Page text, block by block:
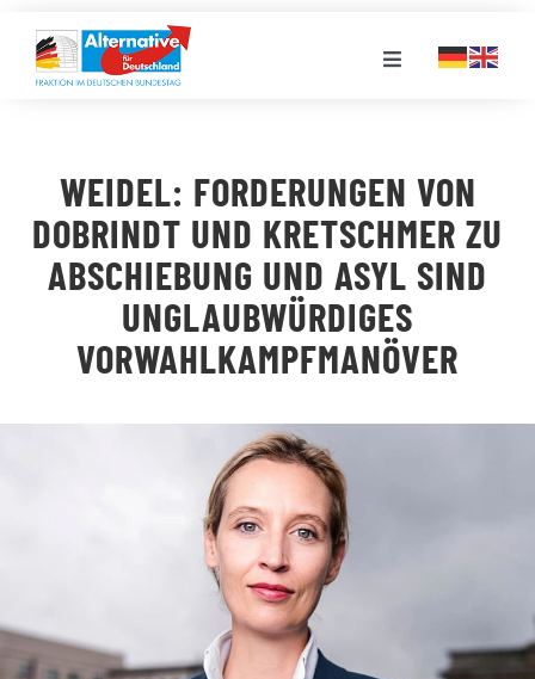
Inhalt
springen
Toggle
LANDESGRUPPEN
VERANSTALTUNGEN
PRESSE
WEIDEL: FORDERUNGEN VON
DOBRINDT UND KRETSCHMER ZU
ABSCHIEBUNG UND ASYL SIND
UNGLAUBWÜRDIGES
VORWAHLKAMPFMANÖVER